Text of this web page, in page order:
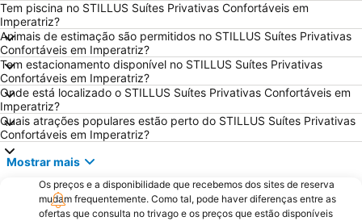
Tem piscina no STILLUS Suítes Privativas Confortáveis em
Imperatriz?
Animais de estimação são permitidos no STILLUS Suítes Privativas
Confortáveis em Imperatriz?
Tem estacionamento disponível no STILLUS Suítes Privativas
Confortáveis em Imperatriz?
Onde está localizado o STILLUS Suítes Privativas Confortáveis em
Imperatriz?
Quais atrações populares estão perto do STILLUS Suítes Privativas
Confortáveis em Imperatriz?
Mostrar mais
Os preços e a disponibilidade que recebemos dos sites de reserva
mudam frequentemente. Como tal, pode haver diferenças entre as
ofertas que consulta no trivago e os preços que estão disponíveis